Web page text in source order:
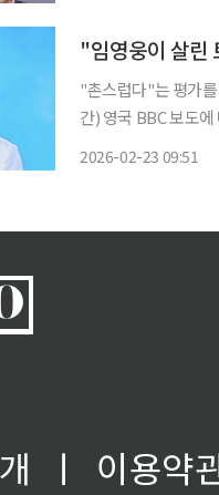
"임영웅이 살린
"촌스럽다"는 평가를 받
간) 영국 BBC 보도
2026-02-23 09:51
ㅣ
이용약